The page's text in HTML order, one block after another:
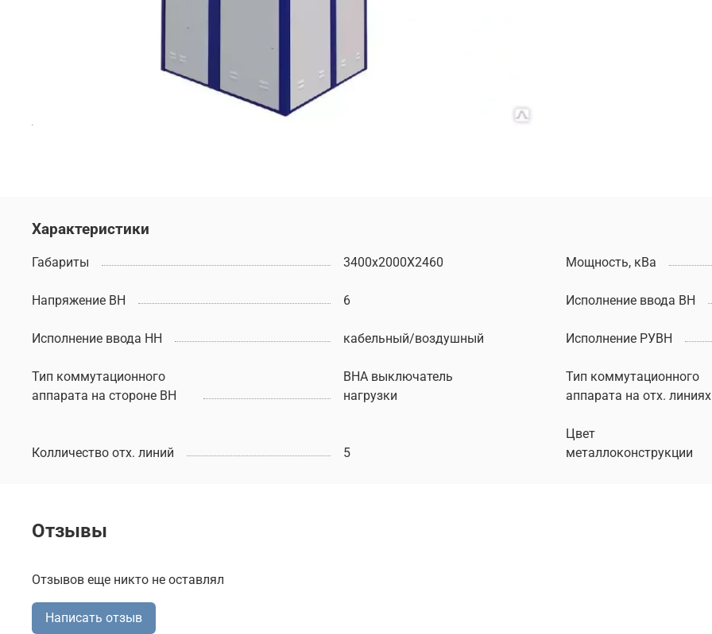
Характеристики
Габариты 3400х2000Х2460 Мощность, кВа
Напряжение ВН 6 Исполнение ввода ВН
Исполнение ввода НН кабельный/воздушный Исполнение РУВН
Тип коммутационного
аппарата на стороне ВН
ВНА выключатель
нагрузки
Тип коммутационного
аппарата на отх. линиях
Колличество отх. линий 5
Цвет
металлоконструкции
Отзывы
Отзывов еще никто не оставлял
Написать отзыв